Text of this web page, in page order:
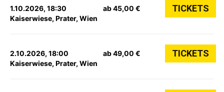
1.10.2026, 18:30
Kaiserwiese, Prater, Wien
ab 45,00 € TICKETS
2.10.2026, 18:00
Kaiserwiese, Prater, Wien
ab 49,00 € TICKETS